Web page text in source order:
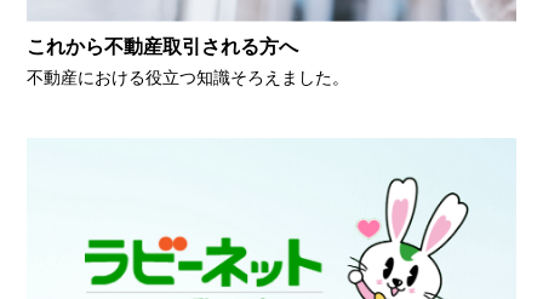
これから不動産取引される方へ
不動産における役立つ知識そろえました。